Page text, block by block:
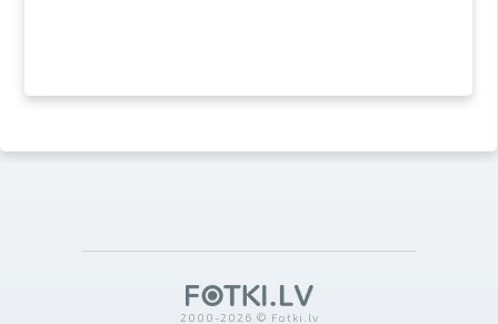
2000-2026 © Fotki.lv